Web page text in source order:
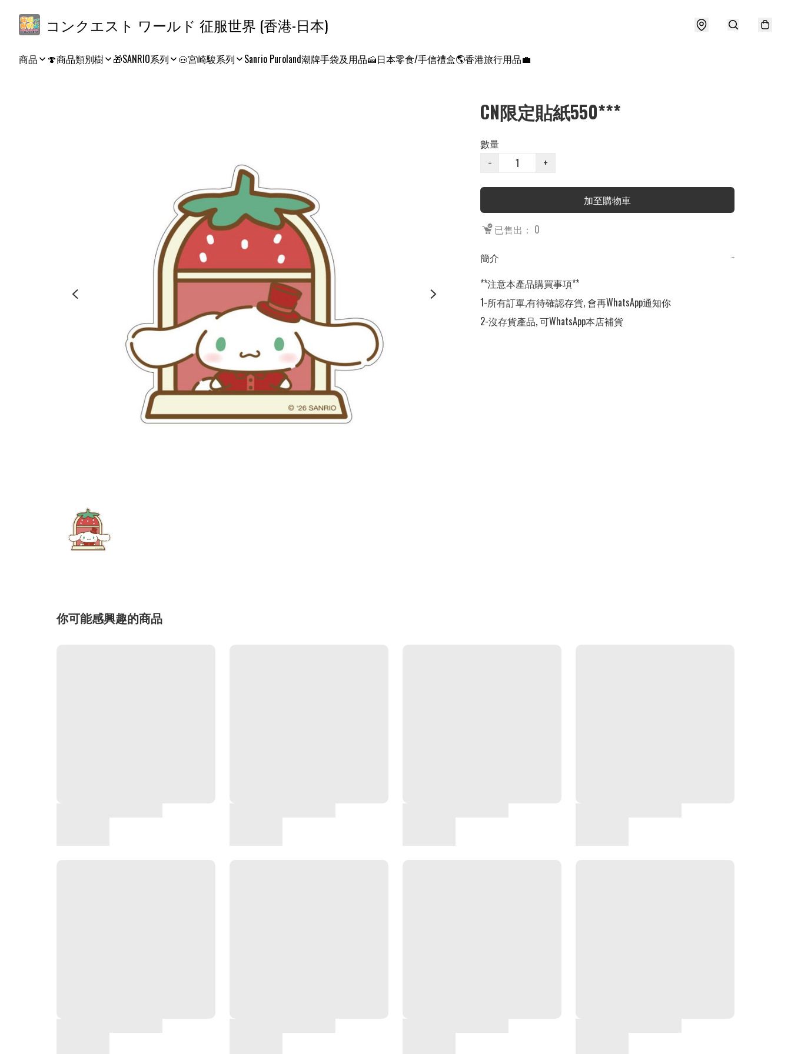
コンクエスト ワールド 征服世界 (香港-日本)
商品 🍄商品類別樹 🎁SANRIO系列 🐽宮崎駿系列 Sanrio Puroland潮牌手袋及用品🍰日本零食/手信禮盒🌎香港旅行用品💼
CN限定貼紙550***
數量
−
+
加至購物車
已售出： 0
簡介
−
**注意本產品購買事項**
1-所有訂單,有待確認存貨, 會再WhatsApp通知你
2-沒存貨產品, 可WhatsApp本店補貨
你可能感興趣的商品